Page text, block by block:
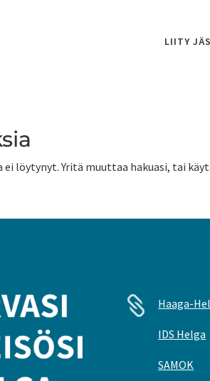
LIITY
ei löytynyt. Yritä muuttaa hakuasi, tai
 Haaga-
IDS Helga
SAMOK